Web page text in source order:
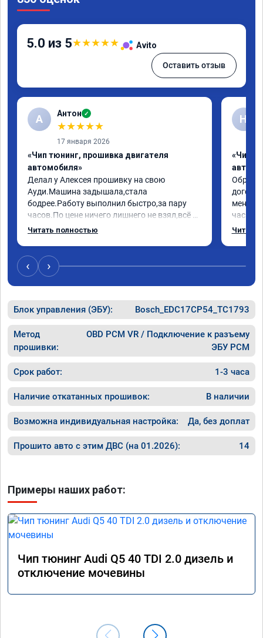
5.0 из 5★★★★★ Avito
Оставить отзыв
А Антон ✓
★★★★★
17 января 2026
«Чип тюнинг, прошивка двигателя
автомобиля»
Делал у Алексея прошивку на свою
Ауди.Машина задышала,стала
бодрее.Работу выполнил быстро,за пару
часов.По цене ничего лишнего не взял,всё
как договаривались заранее.После работы
случае поломки авто.Однозначно
рекомендую Алексея как грамотного
специалиста!
Читать полностью
Н
«Чип
меня
час
Арман
Читать
‹ ›
Блок управления (ЭБУ): Bosch_EDC17CP54_TC1793
Метод
прошивки:
OBD PCM VR / Подключение к разъему
ЭБУ PCM
Срок работ: 1-3 часа
Наличие откатанных прошивок: В наличии
Возможна индивидуальная настройка: Да, без доплат
Прошито авто с этим ДВС (на 01.2026): 14
Примеры наших работ:
Чип тюнинг Audi Q5 40 TDI 2.0 дизель и
отключение мочевины